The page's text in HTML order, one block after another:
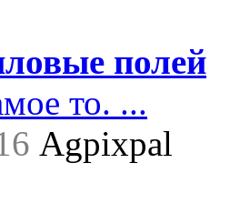
полей
то. ...
Agpixpal